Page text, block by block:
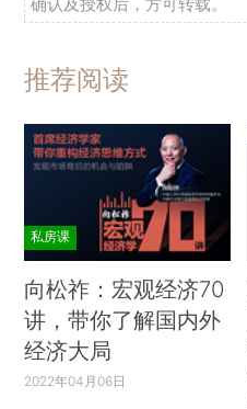
推荐阅读
私房课
向松祚：宏观经济70
讲，带你了解国内外
经济大局
2022年04月06日